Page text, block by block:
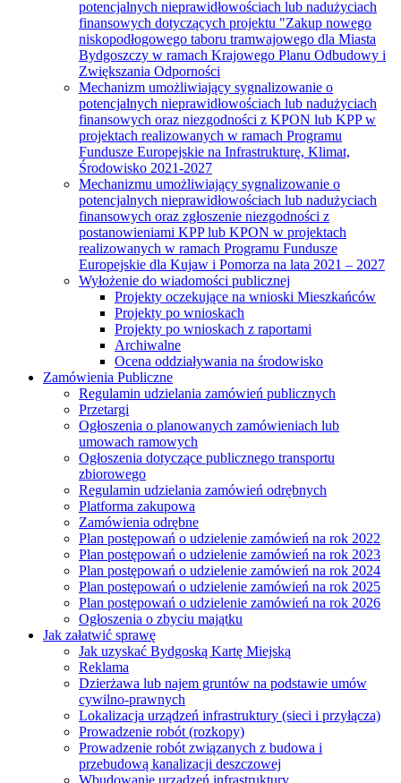
potencjalnych nieprawidłowościach lub nadużyciach
finansowych dotyczących projektu "Zakup nowego
niskopodłogowego taboru tramwajowego dla Miasta
Bydgoszczy w ramach Krajowego Planu Odbudowy i
Zwiększania Odporności
Mechanizm umożliwiający sygnalizowanie o
potencjalnych nieprawidłowościach lub nadużyciach
finansowych oraz niezgodności z KPON lub KPP w
projektach realizowanych w ramach Programu
Fundusze Europejskie na Infrastrukturę, Klimat,
Środowisko 2021-2027
Mechanizmu umożliwiający sygnalizowanie o
potencjalnych nieprawidłowościach lub nadużyciach
finansowych oraz zgłoszenie niezgodności z
postanowieniami KPP lub KPON w projektach
realizowanych w ramach Programu Fundusze
Europejskie dla Kujaw i Pomorza na lata 2021 – 2027
Wyłożenie do wiadomości publicznej
Projekty oczekujące na wnioski Mieszkańców
Projekty po wnioskach
Projekty po wnioskach z raportami
Archiwalne
Ocena oddziaływania na środowisko
Zamówienia Publiczne
Regulamin udzielania zamówień publicznych
Przetargi
Ogłoszenia o planowanych zamówieniach lub
umowach ramowych
Ogłoszenia dotyczące publicznego transportu
zbiorowego
Regulamin udzielania zamówień odrębnych
Platforma zakupowa
Zamówienia odrębne
Plan postępowań o udzielenie zamówień na rok 2022
Plan postępowań o udzielenie zamówień na rok 2023
Plan postępowań o udzielenie zamówień na rok 2024
Plan postępowań o udzielenie zamówień na rok 2025
Plan postępowań o udzielenie zamówień na rok 2026
Ogłoszenia o zbyciu majątku
Jak załatwić sprawę
Jak uzyskać Bydgoską Kartę Miejską
Reklama
Dzierżawa lub najem gruntów na podstawie umów
cywilno-prawnych
Lokalizacja urządzeń infrastruktury (sieci i przyłącza)
Prowadzenie robót (rozkopy)
Prowadzenie robót związanych z budowa i
przebudową kanalizacji deszczowej
Wbudowanie urządzeń infrastruktury